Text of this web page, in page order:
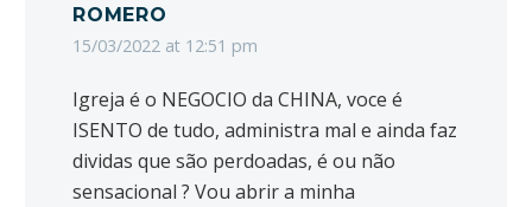
ROMERO
15/03/2022 at 12:51 pm
Igreja é o NEGOCIO da CHINA, voce é
ISENTO de tudo, administra mal e ainda faz
dividas que são perdoadas, é ou não
sensacional ? Vou abrir a minha